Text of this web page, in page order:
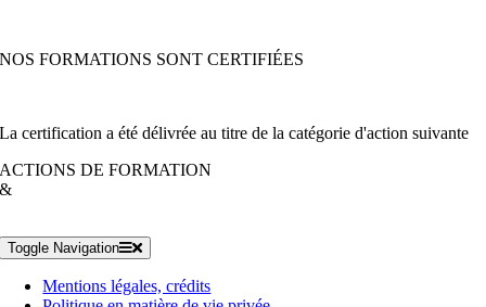
NOS FORMATIONS SONT CERTIFIÉES
La certification a été délivrée au titre de la catégorie d'action suivante
ACTIONS DE FORMATION
&
Toggle Navigation
Mentions légales, crédits